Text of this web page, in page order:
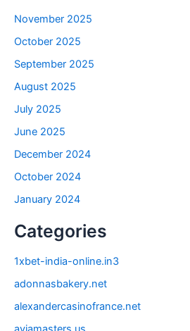
November 2025
October 2025
September 2025
August 2025
July 2025
June 2025
December 2024
October 2024
January 2024
Categories
1xbet-india-online.in3
adonnasbakery.net
alexandercasinofrance.net